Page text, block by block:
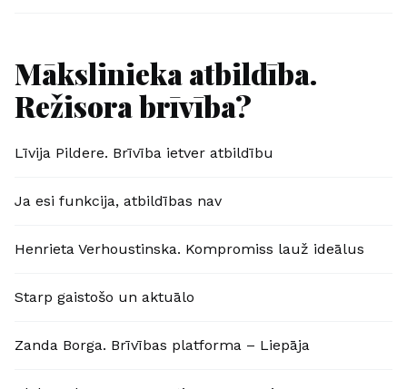
Mākslinieka atbildība.
Režisora brīvība?
Līvija Pildere. Brīvība ietver atbildību
Ja esi funkcija, atbildības nav
Henrieta Verhoustinska. Kompromiss lauž ideālus
Starp gaistošo un aktuālo
Zanda Borga. Brīvības platforma – Liepāja